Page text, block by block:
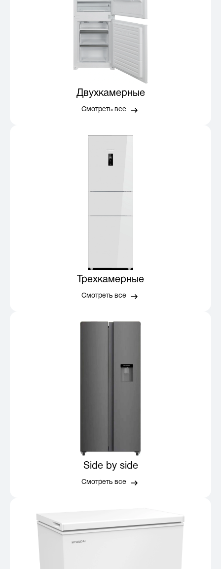
Двухкамерные
Смотреть все
Трехкамерные
Смотреть все
Side by side
Смотреть все